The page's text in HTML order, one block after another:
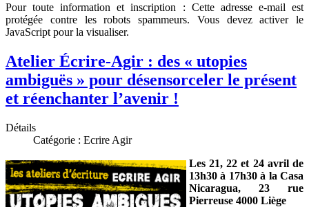
Pour toute information et inscription : Cette adresse e-mail est
protégée contre les robots spammeurs. Vous devez activer le
JavaScript pour la visualiser.
Atelier Écrire-Agir : des « utopies
ambiguës » pour désensorceler le présent
et réenchanter l’avenir !
Détails
Catégorie : Ecrire Agir
Les 21, 22 et 24 avril de
13h30 à 17h30 à la Casa
Nicaragua, 23 rue
Pierreuse 4000 Liège